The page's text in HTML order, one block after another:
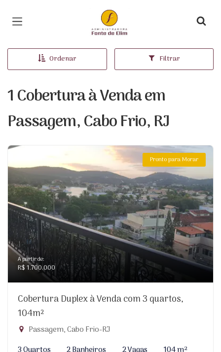
Página inicial
Ordenar Filtrar
1 Cobertura à Venda em
Passagem, Cabo Frio, RJ
Pronto para Morar
A partir de:
R$ 1.700.000
Cobertura Duplex à Venda com 3 quartos,
104m²
Passagem, Cabo Frio-RJ